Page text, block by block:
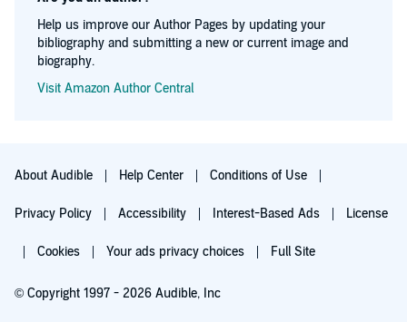
Help us improve our Author Pages by updating your
bibliography and submitting a new or current image and
biography.
Visit Amazon Author Central
About Audible Help Center Conditions of Use
Privacy Policy Accessibility Interest-Based Ads License
Cookies Your ads privacy choices Full Site
© Copyright 1997 - 2026 Audible, Inc